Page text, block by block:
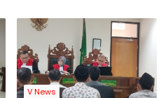
V News